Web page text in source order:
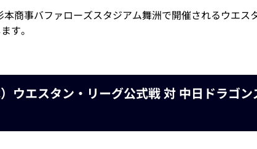
商事バファローズスタジアム舞洲で開催されるウエス
す。
ウエスタン・リーグ公式戦 対 中日ドラゴ